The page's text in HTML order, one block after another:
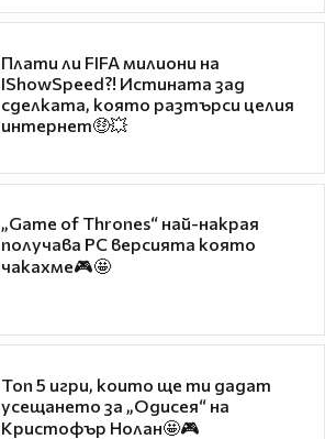
Плати ли FIFA милиони на
IShowSpeed?! Истината зад
сделката, която разтърси целия
интернет🤑💥
„Game of Thrones“ най-накрая
получава PC версията която
чакахме🎮🤩
Топ 5 игри, които ще ти дадат
усещането за „Одисея“ на
Кристофър Нолан🤩🎮